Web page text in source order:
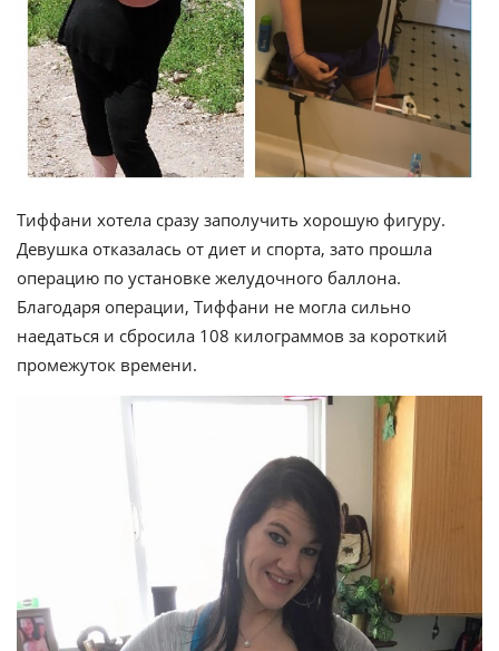
Тиффани хотела сразу заполучить хорошую фигуру.
Девушка отказалась от диет и спорта, зато прошла
операцию по установке желудочного баллона.
Благодаря операции, Тиффани не могла сильно
наедаться и сбросила 108 килограммов за короткий
промежуток времени.